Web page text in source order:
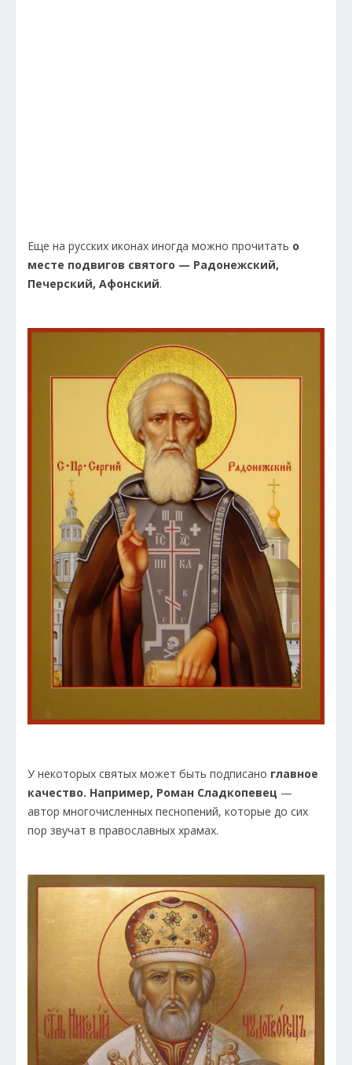
Еще на русских иконах иногда можно прочитать о
месте подвигов святого — Радонежский,
Печерский, Афонский.
У некоторых святых может быть подписано главное
качество. Например, Роман Сладкопевец —
автор многочисленных песнопений, которые до сих
пор звучат в православных храмах.